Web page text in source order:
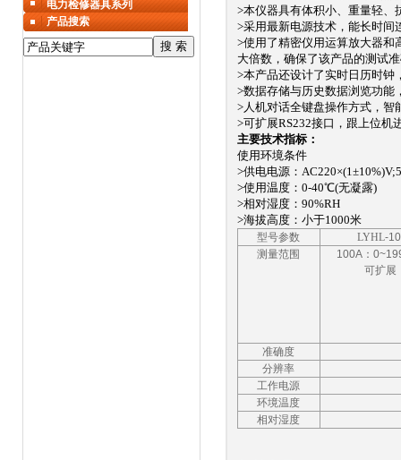
>本仪器具有体积小、重量轻、
>采用最新电源技术，能长时间
>使用了精密仪用运算放大器和
大倍数，确保了该产品的测试
>本产品还设计了实时日历时钟
>数据存储与历史数据浏览功能
>人机对话全键盘操作方式，智
>可扩展RS232接口，跟上位机
主要技术指标：
使用环境条件
>供电电源：
>使用温度：0-40℃(无凝露)
>相对湿度：90%RH
>海拔高度：小于1000米
型号参数 LYHL-
测量范围
100A：0~
可扩展
准确度
分辨率
工作电源
环境温度
相对湿度
电力检修器具系列
产品搜索